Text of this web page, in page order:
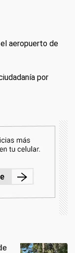
aeropuerto de
por